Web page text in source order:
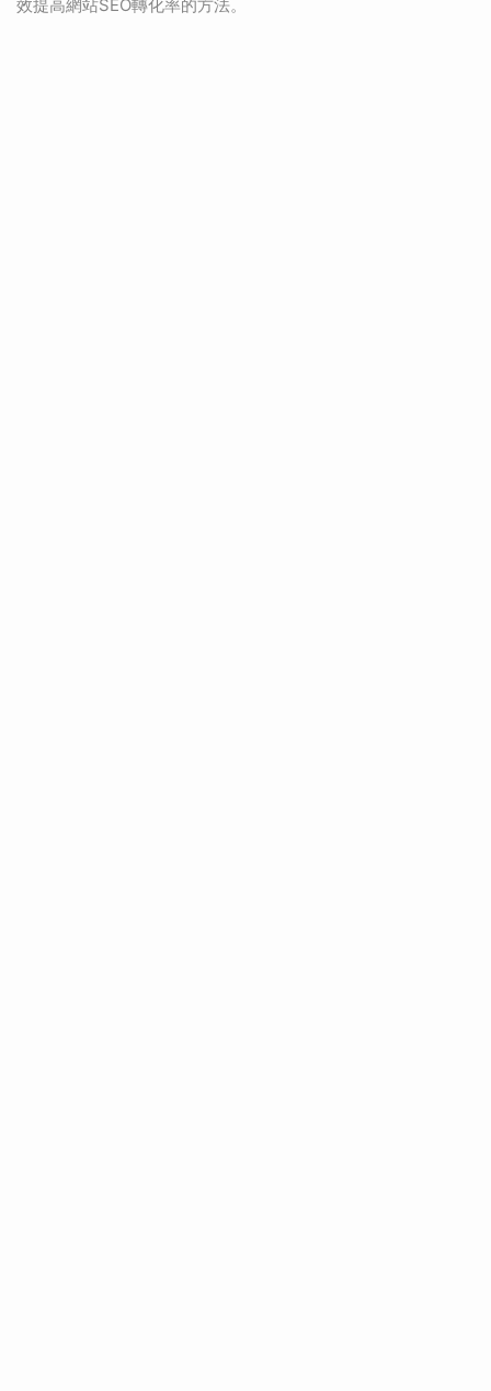
效提高網站SEO轉化率的方法。